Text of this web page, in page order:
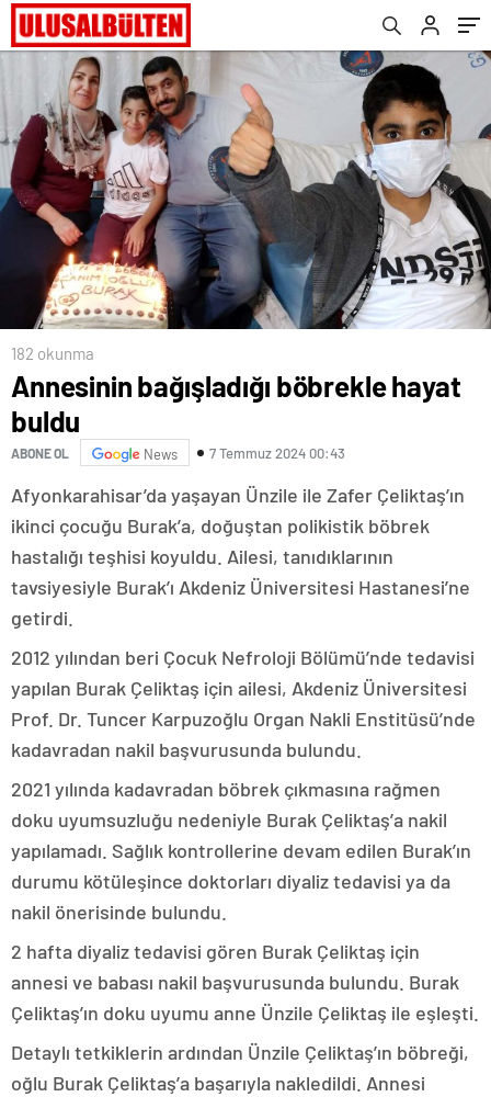
182 okunma
Annesinin bağışladığı böbrekle hayat
buldu
ABONE OL News 7 Temmuz 2024 00:43
Afyonkarahisar’da yaşayan Ünzile ile Zafer Çeliktaş’ın
ikinci çocuğu Burak’a, doğuştan polikistik böbrek
hastalığı teşhisi koyuldu. Ailesi, tanıdıklarının
tavsiyesiyle Burak’ı Akdeniz Üniversitesi Hastanesi’ne
getirdi.
2012 yılından beri Çocuk Nefroloji Bölümü’nde tedavisi
yapılan Burak Çeliktaş için ailesi, Akdeniz Üniversitesi
Prof. Dr. Tuncer Karpuzoğlu Organ Nakli Enstitüsü’nde
kadavradan nakil başvurusunda bulundu.
2021 yılında kadavradan böbrek çıkmasına rağmen
doku uyumsuzluğu nedeniyle Burak Çeliktaş’a nakil
yapılamadı. Sağlık kontrollerine devam edilen Burak’ın
durumu kötüleşince doktorları diyaliz tedavisi ya da
nakil önerisinde bulundu.
2 hafta diyaliz tedavisi gören Burak Çeliktaş için
annesi ve babası nakil başvurusunda bulundu. Burak
Çeliktaş’ın doku uyumu anne Ünzile Çeliktaş ile eşleşti.
Detaylı tetkiklerin ardından Ünzile Çeliktaş’ın böbreği,
oğlu Burak Çeliktaş’a başarıyla nakledildi. Annesi